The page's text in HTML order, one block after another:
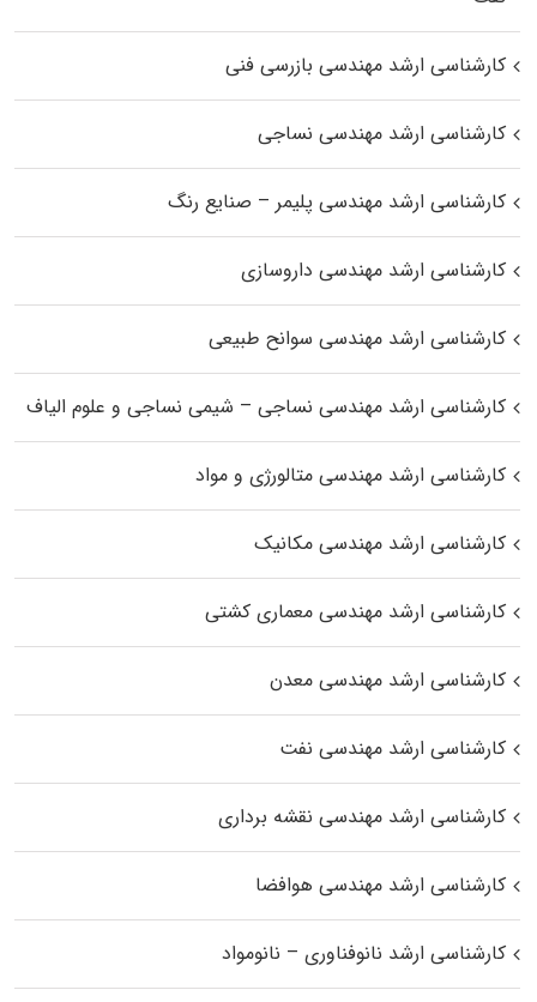
کارشناسی ارشد مهندسی بازرسی فنی
کارشناسی ارشد مهندسی نساجی
کارشناسی ارشد مهندسی پلیمر – صنایع رنگ
کارشناسی ارشد مهندسی داروسازی
کارشناسی ارشد مهندسی سوانح طبیعی
کارشناسی ارشد مهندسی نساجی – شیمی نساجی و علوم الیاف
کارشناسی ارشد مهندسی متالورژی و مواد
کارشناسی ارشد مهندسی مکانیک
کارشناسی ارشد مهندسی معماری کشتی
کارشناسی ارشد مهندسی معدن
کارشناسی ارشد مهندسی نفت
کارشناسی ارشد مهندسی نقشه برداری
کارشناسی ارشد مهندسی هوافضا
کارشناسی ارشد نانوفناوری – نانومواد